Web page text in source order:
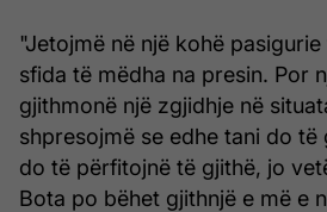
"Jetojmë në një kohë
sfida të mëdha na presin. Por
gjithmonë një zgjidhje në
shpresojmë se edhe tani do të
do të përfitojnë të gjithë, jo
Bota po bëhet gjithnjë e më e